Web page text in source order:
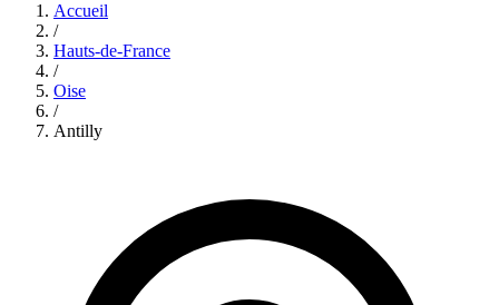
Accueil
/
Hauts-de-France
/
Oise
/
Antilly